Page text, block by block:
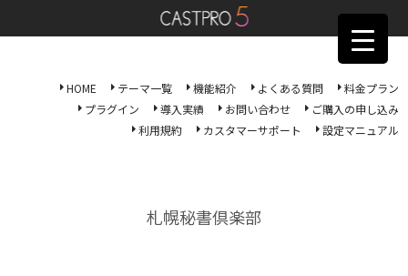
HOME テーマ一覧 機能紹介 よくある質問
料金プラン
プラグイン
導入実績 お問い合わせ
ご購入の申し込み
利用規約
カスタマーサポート 設定マニュアル
札幌秘書倶楽部